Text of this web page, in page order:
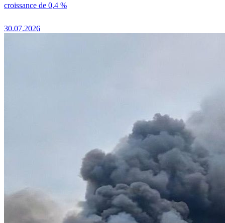
croissance de 0,4 %
30.07.2026